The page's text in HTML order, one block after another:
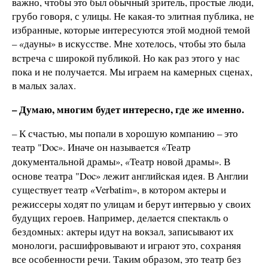
грубо говоря, с улицы. Не какая-то элитная публика, не
избранные, которые интересуются этой модной темой
– «дауны» в искусстве. Мне хотелось, чтобы это была
встреча с широкой публикой. Но как раз этого у нас
пока и не получается. Мы играем на камерных сценах,
в малых залах.
– Думаю, многим будет интересно, где же именно.
– К счастью, мы попали в хорошую компанию – это
театр "Doc». Иначе он называется «Театр
документальной драмы», «Театр новой драмы». В
основе театра "Doc» лежит английская идея. В Англии
существует театр «Verbatim», в котором актеры и
режиссеры ходят по улицам и берут интервью у своих
будущих героев. Например, делается спектакль о
бездомных: актеры идут на вокзал, записывают их
монологи, расшифровывают и играют это, сохраняя
все особенности речи. Таким образом, это театр без